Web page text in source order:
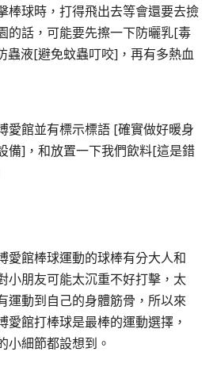
棒球時，打得飛出去等會還要去撿
的話，可能要先擦一下防曬乳[毒
蟲液[避免蚊蟲叮咬]，再有多熱血
愛館並有標示標語 [確實做好暖身
備]，和放置一下我們飲料[這是錯
愛館棒球運動的球棒有分大人和
小朋友可能太沉重不好打擊，太
運動到自己的身體筋骨，所以來
愛館打棒球是最棒的運動選擇 ，
小細節都設想到。